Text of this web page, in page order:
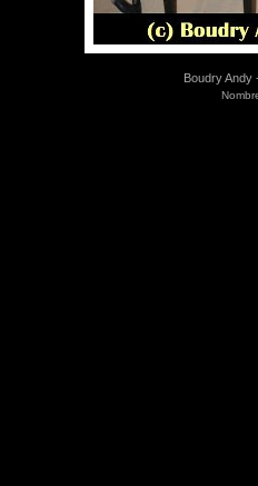
Boudry Andy